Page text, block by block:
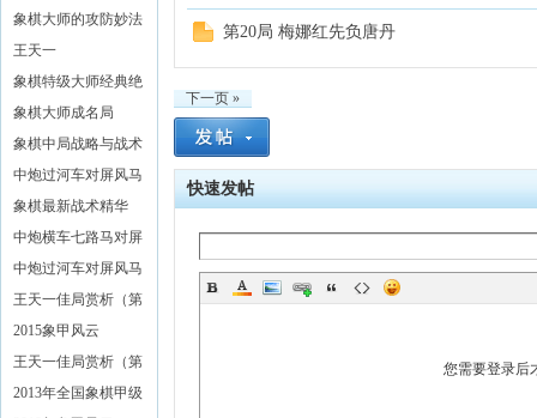
象棋大师的攻防妙法
王天一
象棋特级大师经典绝
活
象棋大师成名局
象棋中局战略与战术
中炮过河车对屏风马
平炮兑车
象棋最新战术精华
(五)
中炮横车七路马对屏
风马全盘战术
中炮过河车对屏风马
左马盘河
王天一佳局赏析（第
二辑）
2015象甲风云
王天一佳局赏析（第
一辑）
2013年全国象棋甲级
第20局 梅娜红先负唐丹
下一页 »
快速发帖
您需要登录后